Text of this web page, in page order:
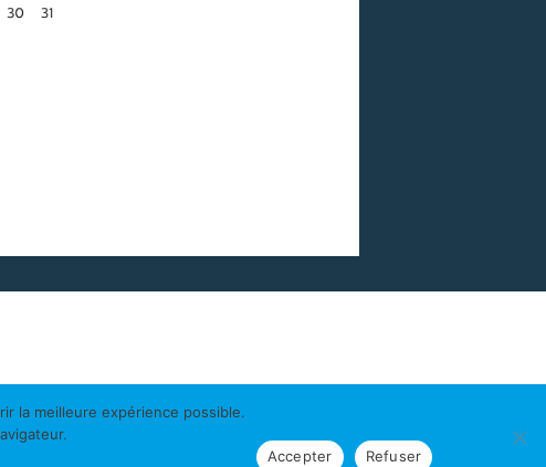
la meilleure expérience possible.
Accepter
Refuser